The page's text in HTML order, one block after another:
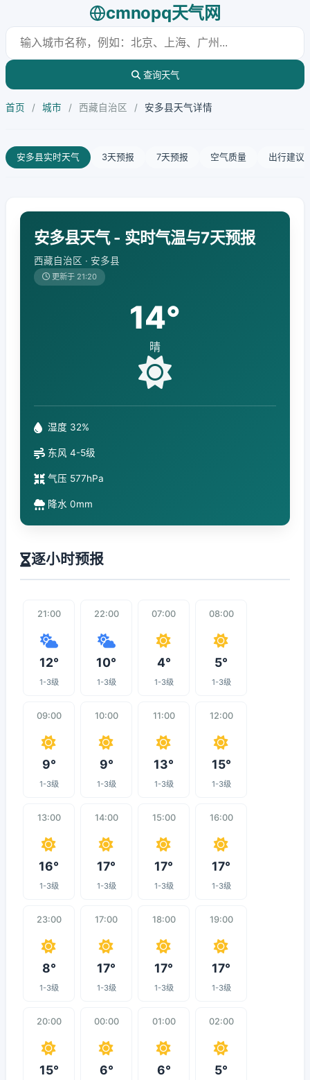
cmnopq天气网
查询天气
首页 / 城市 / 西藏自治区 / 安多县天气详情
安多县实时天气 3天预报 7天预报 空气质量 出行建议
安多县天气 - 实时气温与7天预报
西藏自治区 · 安多县
更新于 21:20
14°
晴
湿度 32%
东风 4-5级
气压 577hPa
降水 0mm
逐小时预报
21:00
12°
1-3级
22:00
10°
1-3级
07:00
4°
1-3级
08:00
5°
1-3级
09:00
9°
1-3级
10:00
9°
1-3级
11:00
13°
1-3级
12:00
15°
1-3级
13:00
16°
1-3级
14:00
17°
1-3级
15:00
17°
1-3级
16:00
17°
1-3级
23:00
8°
1-3级
17:00
17°
1-3级
18:00
17°
1-3级
19:00
17°
1-3级
20:00
15°
00:00
6°
01:00
6°
02:00
5°